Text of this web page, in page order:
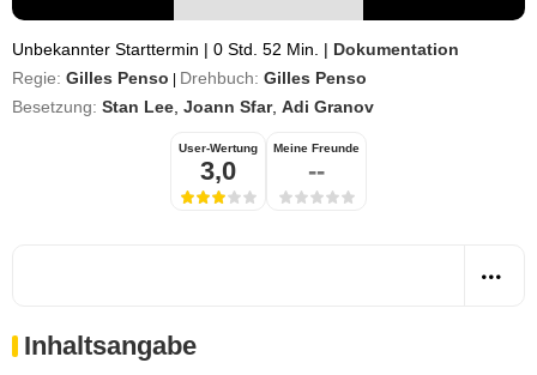
Unbekannter Starttermin | 0 Std. 52 Min. | Dokumentation
Regie: Gilles Penso Drehbuch: Gilles Penso
Besetzung: Stan Lee Joann Sfar, Adi Granov
User-Wertung
3,0
Meine Freunde
--
Inhaltsangabe